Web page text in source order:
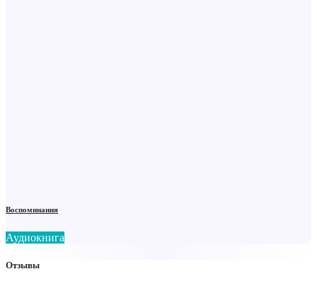
Воспоминания
Аудиокнига
Отзывы